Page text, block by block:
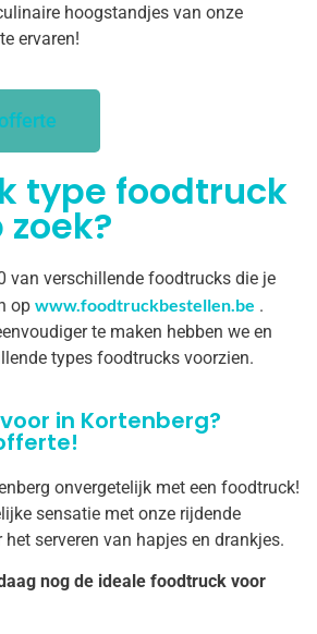
hoogstandjes van onze
ervaren!
type foodtruck
van verschillende foodtrucks die je
op www.foodtruckbestellen.be .
te maken hebben we en
types foodtrucks voorzien.
in Kortenberg?
onvergetelijk met een foodtruck!
sensatie met onze rijdende
serveren van hapjes en drankjes.
nog de ideale foodtruck voor